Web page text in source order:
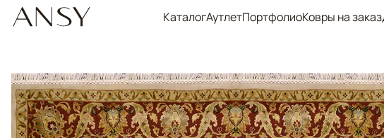
КаталогАутлетПортфолиоКовры на заказ